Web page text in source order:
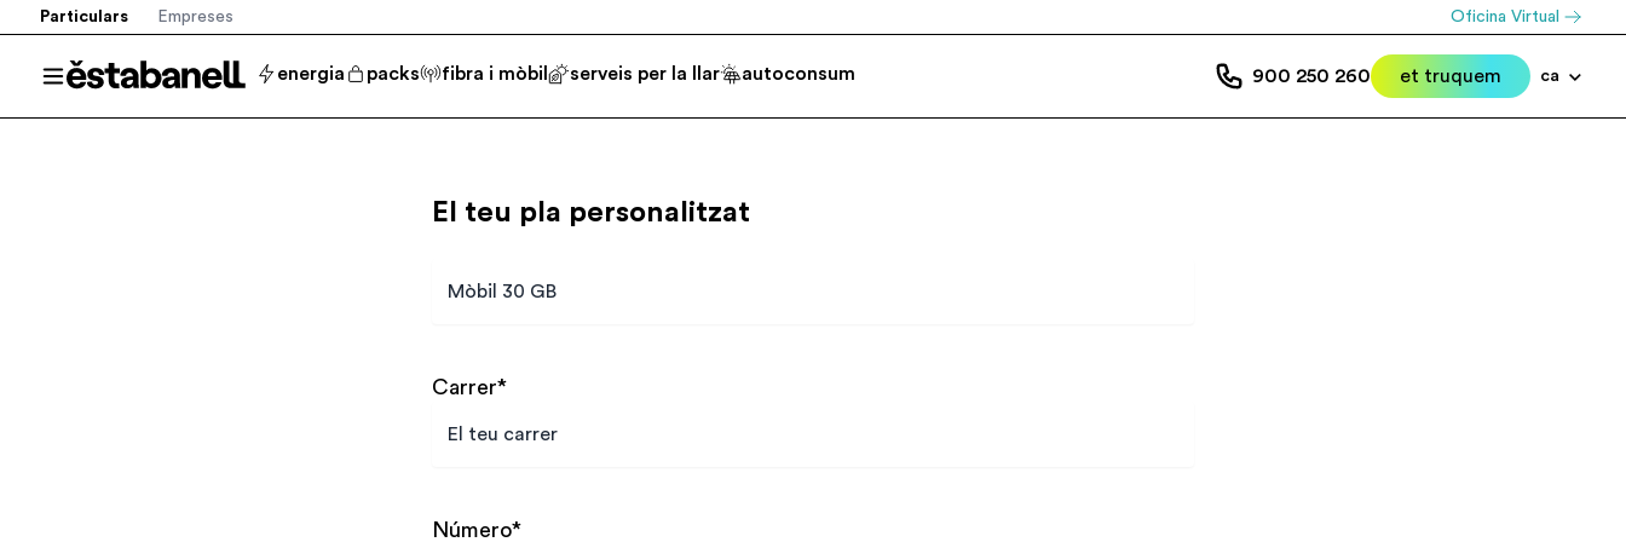
Particulars Empreses Oficina Virtual
Obrir el menú
Estabanell energia packs fibra i mòbil serveis per la llar autoconsum 900 250 260 et truquem ca
El teu pla personalitzat
Carrer*
Número*